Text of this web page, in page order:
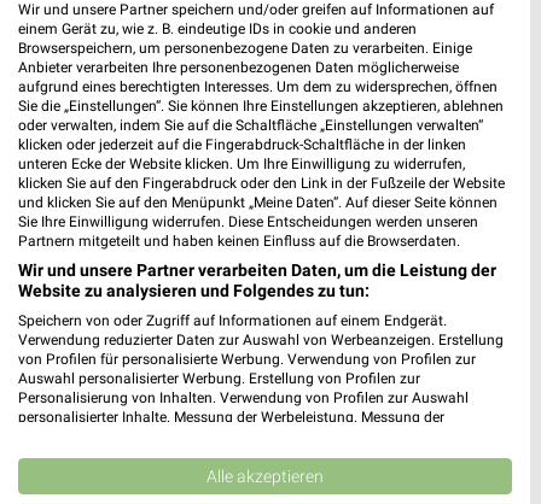
Heute
geschlossen
486,33 km • Angebote: 2 Prospekte
REWE Bad Kreuznach
Mannheimer Straße 183
55543 Bad Kreuznach
Heute geschlossen
487,53 km • Angebote: 2 Prospekte
nah und gut CAP Markt Jugenheim
Bahnhofstraße 16
55270 Jugenheim
Wir und unsere Partner speichern und/oder greifen auf Informationen auf
einem Gerät zu, wie z. B. eindeutige IDs in cookie und anderen
Browserspeichern, um personenbezogene Daten zu verarbeiten. Einige
Anbieter verarbeiten Ihre personenbezogenen Daten möglicherweise
aufgrund eines berechtigten Interesses. Um dem zu widersprechen, öffnen
Sie die „Einstellungen“. Sie können Ihre Einstellungen akzeptieren, ablehnen
oder verwalten, indem Sie auf die Schaltfläche „Einstellungen verwalten“
klicken oder jederzeit auf die Fingerabdruck-Schaltfläche in der linken
unteren Ecke der Website klicken. Um Ihre Einwilligung zu widerrufen,
klicken Sie auf den Fingerabdruck oder den Link in der Fußzeile der Website
und klicken Sie auf den Menüpunkt „Meine Daten“. Auf dieser Seite können
Sie Ihre Einwilligung widerrufen. Diese Entscheidungen werden unseren
Partnern mitgeteilt und haben keinen Einfluss auf die Browserdaten.
Wir und unsere Partner verarbeiten Daten, um die Leistung der
Website zu analysieren und Folgendes zu tun:
Speichern von oder Zugriff auf Informationen auf einem Endgerät.
Verwendung reduzierter Daten zur Auswahl von Werbeanzeigen. Erstellung
von Profilen für personalisierte Werbung. Verwendung von Profilen zur
Auswahl personalisierter Werbung. Erstellung von Profilen zur
Personalisierung von Inhalten. Verwendung von Profilen zur Auswahl
personalisierter Inhalte. Messung der Werbeleistung. Messung der
Kombinationen von Daten aus verschiedenen Quellen. Entwicklung und
Verbesserung der Angebote. Verwendung reduzierter Daten zur Auswahl
von Inhalten.
Alle akzeptieren